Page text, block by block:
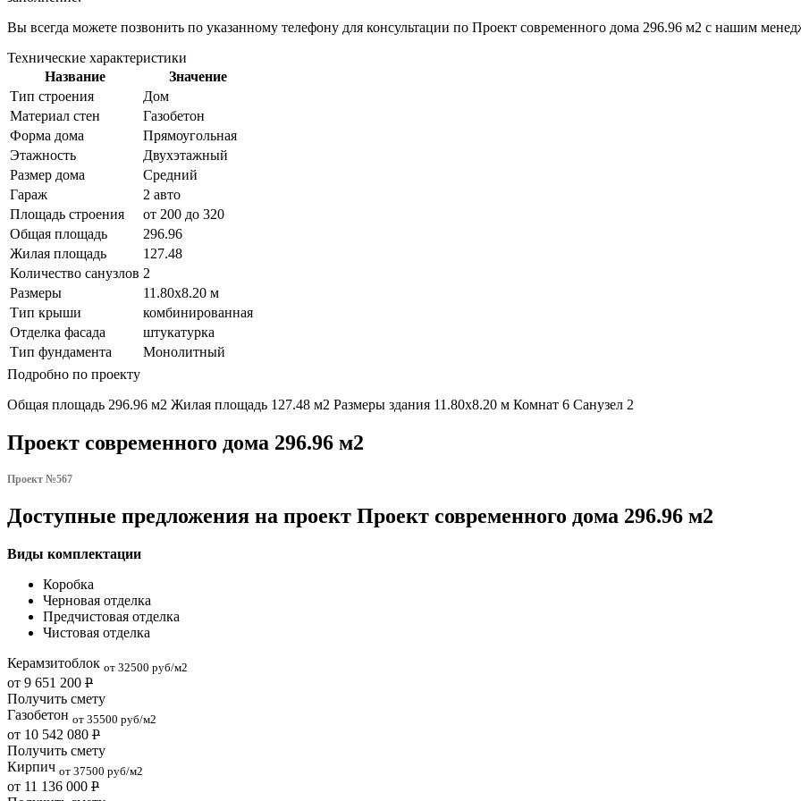
Вы всегда можете позвонить по указанному телефону для консультации по Проект современного дома 296.96 м2 с нашим
Технические характеристики
Название
Значение
Тип строения
Дом
Материал стен
Газобетон
Форма дома
Прямоугольная
Этажность
Двухэтажный
Размер дома
Средний
Гараж
2 авто
Площадь строения
от 200 до 320
Общая площадь
296.96
Жилая площадь
127.48
Количество санузлов 2
Размеры
11.80х8.20 м
Тип крыши
комбинированная
Отделка фасада
штукатурка
Тип фундамента
Монолитный
Подробно по проекту
Общая площадь 296.96 м2 Жилая площадь 127.48 м2 Размеры здания 11.80х8.20 м Комнат 6 Санузел 2
Проект современного дома 296.96 м2
Проект №567
Доступные предложения на проект Проект современного дома 296.96 м2
Виды комплектации
Коробка
Черновая отделка
Предчистовая отделка
Чистовая отделка
Керамзитоблок от 32500 руб/м2
от 9 651 200 Р
Получить смету
Газобетон от 35500 руб/м2
от 10 542 080 Р
Получить смету
Кирпич от 37500 руб/м2
от 11 136 000 Р